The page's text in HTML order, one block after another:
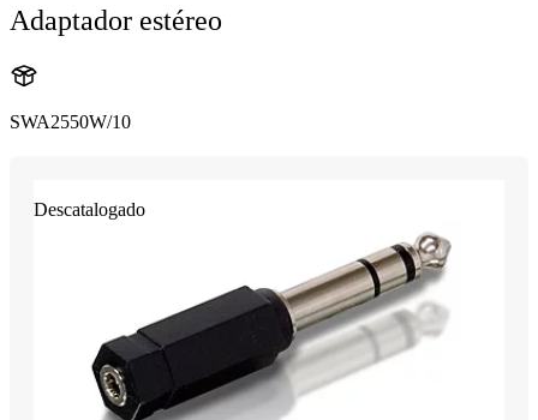
Adaptador estéreo
SWA2550W/10
Descatalogado